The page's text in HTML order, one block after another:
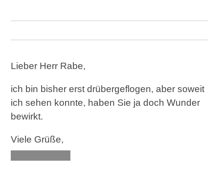
Lieber Herr Rabe,
ich bin bisher erst drübergeflogen, aber soweit
ich sehen konnte, haben Sie ja doch Wunder
bewirkt.
Viele Grüße,